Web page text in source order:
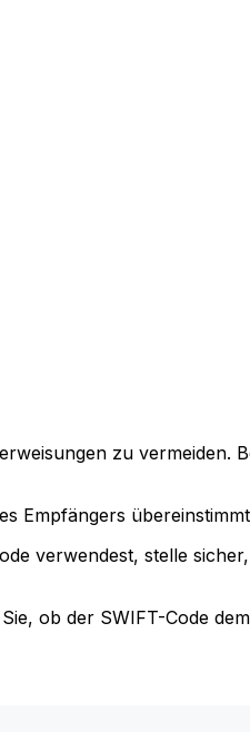
zu vermeiden.
Empfängers
verwendest, stelle
ob der SWIFT-Code